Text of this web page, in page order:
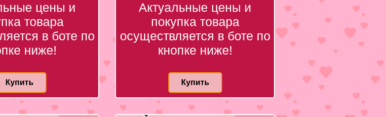
цены и
товара
в боте по
ниже!
Купить
Актуальные цены и
покупка товара
осуществляется в боте по
кнопке ниже!
Купить